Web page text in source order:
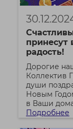
принесут
радость!
Дорогие
Коллектив
души
Новым
в Ваши
Подробнее